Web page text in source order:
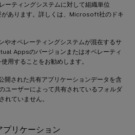
ーティングシステムに対して組織単位
があります。詳しくは、Microsoft社のドキ
オペレーティングシステムが混在するサ
Appsのバージョンまたはオペレーティ
用することをお勧めします。
された共有アプリケーションデータを含
ユーザーによって共有されているフォルダ
れていません。
プリケーション